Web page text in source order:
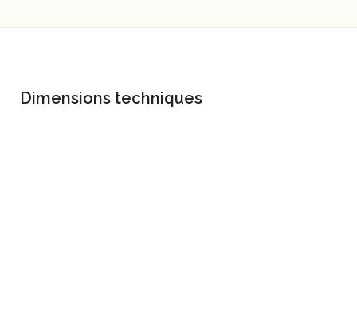
top g502 top h702
Dimensions techniques